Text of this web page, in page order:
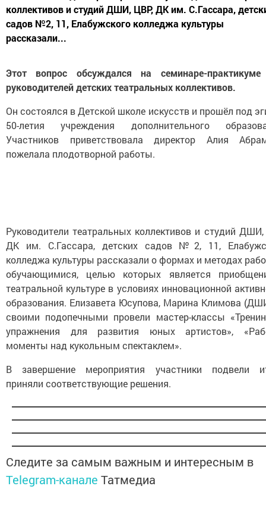
коллективов и студий ДШИ, ЦВР, ДК им. С.Гассара,
садов №2, 11, Елабужского колледжа культуры
рассказали...
Этот вопрос обсуждался на семинаре-
руководителей детских театральных коллективов.
Он состоялся в Детской школе искусств и прошёл под
50-летия учреждения дополнительного
Участников приветствовала директор Алия
пожелала плодотворной работы.
Руководители театральных коллективов и студий
ДК им. С.Гассара, детских садов №2, 11,
колледжа культуры рассказали о формах и методах
обучающимися, целью которых является
театральной культуре в условиях инновационной
образования. Елизавета Юсупова, Марина Климова
своими подопечными провели мастер-классы
упражнения для развития юных артистов»,
моменты над кукольным спектаклем».
В завершение мероприятия участники подвели
приняли соответствующие решения.
Следите за самым важным и интересным в
Telegram-канале Татмедиа